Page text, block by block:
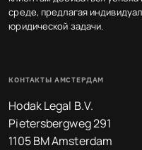
среде, предлагая
юридической задачи.
КОНТАКТЫ АМСТЕРДАМ
Hodak Legal B.V.
Pietersbergweg 291
1105 BM Amsterdam